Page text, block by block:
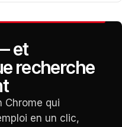
et
recherche
Chrome qui
en un clic,